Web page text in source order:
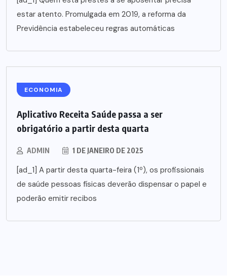
estar atento. Promulgada em 2019, a reforma da
Previdência estabeleceu regras automáticas
ECONOMIA
Aplicativo Receita Saúde passa a ser
obrigatório a partir desta quarta
ADMIN 1 DE JANEIRO DE 2025
[ad_1] A partir desta quarta-feira (1º), os profissionais
de saúde pessoas físicas deverão dispensar o papel e
poderão emitir recibos